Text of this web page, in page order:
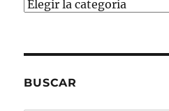
Categorías
BUSCAR